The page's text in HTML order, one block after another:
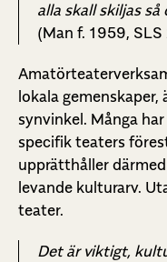
alla skall skiljas
(Man f. 1959,
lokala
synvinkel. Många
specifik teaters
upprätthåller
levande kulturarv.
teater.
Det är viktigt,